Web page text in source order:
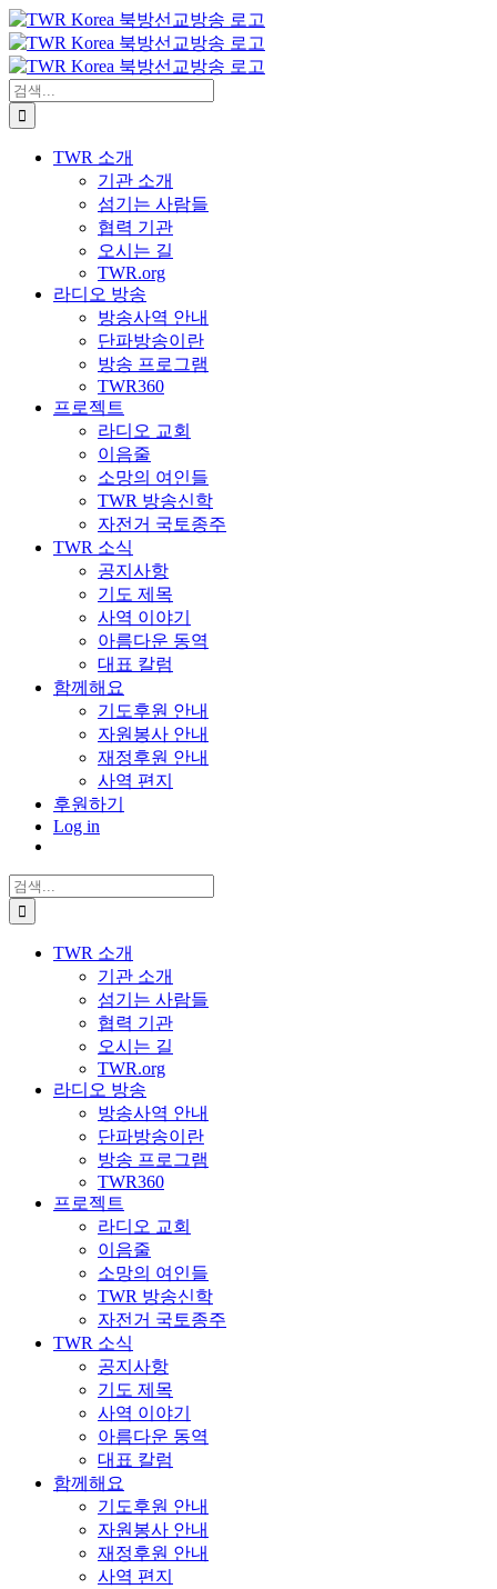
콘
텐
츠
로
건
너
검
색:
TWR 소개
기관 소개
섬기는 사람들
협력 기관
오시는 길
TWR.org
라디오 방송
방송사역 안내
단파방송이란
방송 프로그램
TWR360
프로젝트
라디오 교회
이음줄
소망의 여인들
TWR 방송신학
자전거 국토종주
TWR 소식
공지사항
기도 제목
사역 이야기
아름다운 동역
대표 칼럼
함께해요
기도후원 안내
자원봉사 안내
재정후원 안내
사역 편지
후원하기
Log in
검
색:
TWR 소개
기관 소개
섬기는 사람들
협력 기관
오시는 길
TWR.org
라디오 방송
방송사역 안내
단파방송이란
방송 프로그램
TWR360
프로젝트
라디오 교회
이음줄
소망의 여인들
TWR 방송신학
자전거 국토종주
TWR 소식
공지사항
기도 제목
사역 이야기
아름다운 동역
대표 칼럼
함께해요
기도후원 안내
자원봉사 안내
재정후원 안내
사역 편지